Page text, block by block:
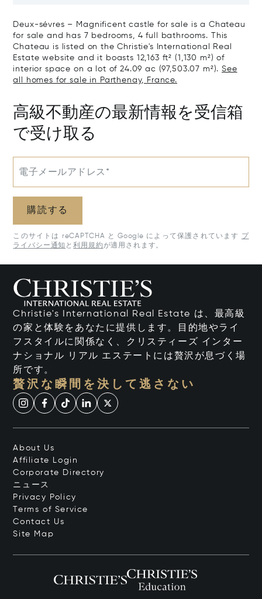
Of Aoc
Deux-sévres – Magnificent castle for sale is a Chateau
for sale and has 7 bedrooms, 4 full bathrooms. This
Chateau is listed on the Christie's International Real
Estate website and it boasts 12,163 ft² (1,130 m²) of
interior space on a lot of 24.09 ac (97,503.07 m²).See
all homes for sale in Parthenay, France.
高級不動産の最新情報を受信箱
で受け取る
電子メールアドレス*
購読する
このサイトは reCAPTCHA と Google によって保護されています
プ
ライバシー通知 と利用規約が適用されます。
Christie's International Real Estate は、最高級
の家と体験をあなたに提供します。目的地やライ
フスタイルに関係なく、クリスティーズ インター
ナショナル リアル エステートには贅沢が息づく場
所です。
贅沢な瞬間を決して逃さない
About Us
Affiliate Login
Corporate Directory
ニュース
Privacy Policy
Terms of Service
Contact Us
Site Map